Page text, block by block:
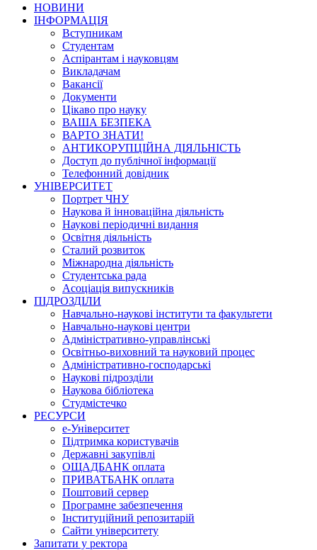
НОВИНИ
ІНФОРМАЦІЯ
Вступникам
Студентам
Аспірантам і науковцям
Викладачам
Вакансії
Документи
Цікаво про науку
ВАША БЕЗПЕКА
ВАРТО ЗНАТИ!
АНТИКОРУПЦІЙНА ДІЯЛЬНІСТЬ
Доступ до публічної інформації
Телефонний довідник
УНІВЕРСИТЕТ
Портрет ЧНУ
Наукова й інноваційна діяльність
Наукові періодичні видання
Освітня діяльність
Сталий розвиток
Міжнародна діяльність
Студентська рада
Асоціація випускників
ПІДРОЗДІЛИ
Навчально-наукові інститути та факультети
Навчально-наукові центри
Адміністративно-управлінські
Освітньо-виховний та науковий процес
Адміністративно-господарські
Наукові підрозділи
Наукова бібліотека
Студмістечко
РЕСУРСИ
е-Університет
Підтримка користувачів
Державні закупівлі
ОЩАДБАНК оплата
ПРИВАТБАНК оплата
Поштовий сервер
Програмне забезпечення
Інституційний репозитарій
Сайти університету
Запитати у ректора